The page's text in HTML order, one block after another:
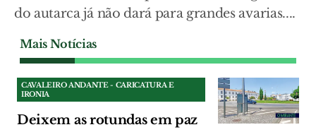
do autarca já não dará para grandes avarias....
Mais Notícias
CAVALEIRO ANDANTE - CARICATURA E
IRONIA
Deixem as rotundas em paz